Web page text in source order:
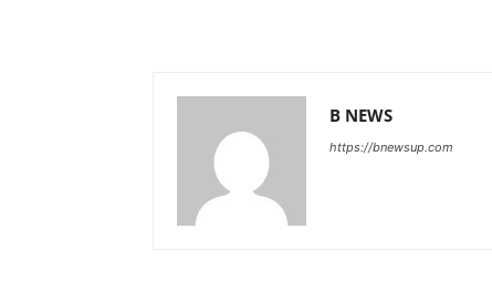
B NEWS
https://bnewsup.com